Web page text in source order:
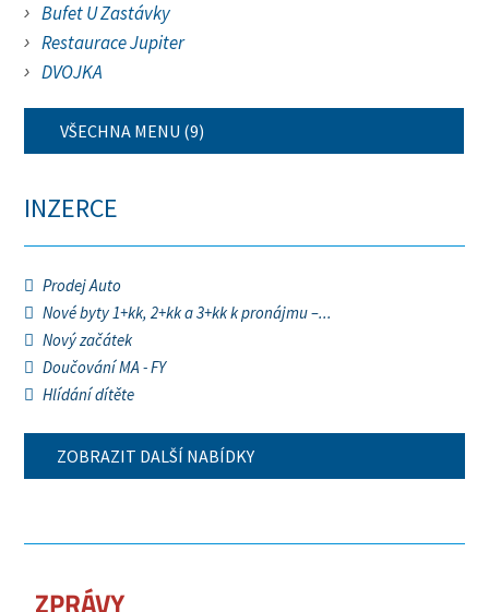
Bufet U Zastávky
Restaurace Jupiter
DVOJKA
VŠECHNA MENU (9)
INZERCE
Prodej Auto
Nové byty 1+kk, 2+kk a 3+kk k pronájmu –...
Nový začátek
Doučování MA - FY
Hlídání dítěte
ZOBRAZIT DALŠÍ NABÍDKY
ZPRÁVY